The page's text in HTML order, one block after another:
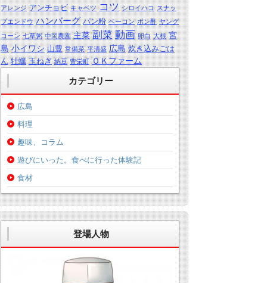
アレンジ アンチョビ キャベツ コツ シロイハコ スナッ
プエンドウ ハンバーグ パン粉 ベーコン ポン酢 ヤング
コーン 七草粥 中岡農園 主菜 副菜 動画 卵白 大根 宮
島 小イワシ 山豊 常備菜 平清盛 広島 炊き込みごは
ん 牡蠣 玉ねぎ 納豆 豊栄町 ＯＫファーム
カテゴリー
広島
料理
趣味、コラム
遊びにいった。食べに行った体験記
食材
登場人物